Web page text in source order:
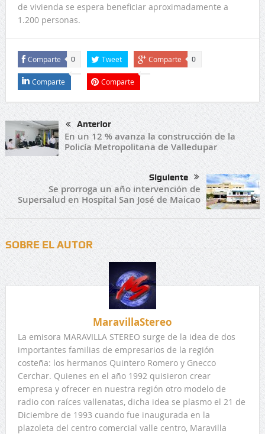
de vivienda se espera beneficiar aproximadamente a
1.200 personas.
Comparte 0 Tweet Comparte 0
Comparte Comparte
Anterior
En un 12 % avanza la construcción de la
Policía Metropolitana de Valledupar
Siguiente
Se prorroga un año intervención de
Supersalud en Hospital San José de Maicao
SOBRE EL AUTOR
MaravillaStereo
La emisora MARAVILLA STEREO surge de la idea de dos
importantes familias de empresarios de la región
costeña: los hermanos Quintero Romero y Gnecco
Cerchar. Quienes en el año 1992 quisieron crear
empresa y ofrecer en nuestra región otro modelo de
radio con raíces vallenatas, dicha idea se plasmo el 21 de
Diciembre de 1993 cuando fue inaugurada en la
plazoleta del centro comercial valle centro, Maravilla